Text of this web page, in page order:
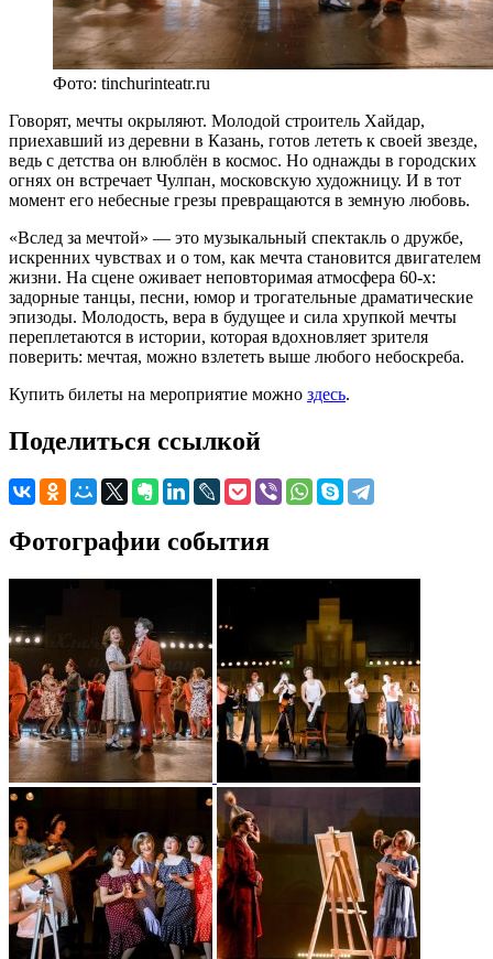
Фото: tinchurinteatr.ru
Говорят, мечты окрыляют. Молодой строитель Хайдар,
приехавший из деревни в Казань, готов лететь к своей звезде,
ведь с детства он влюблён в космос. Но однажды в городских
огнях он встречает Чулпан, московскую художницу. И в тот
момент его небесные грезы превращаются в земную любовь.
«Вслед за мечтой» — это музыкальный спектакль о дружбе,
искренних чувствах и о том, как мечта становится двигателем
жизни. На сцене оживает неповторимая атмосфера 60-х:
задорные танцы, песни, юмор и трогательные драматические
эпизоды. Молодость, вера в будущее и сила хрупкой мечты
переплетаются в истории, которая вдохновляет зрителя
поверить: мечтая, можно взлететь выше любого небоскреба.
Купить билеты на мероприятие можно здесь.
Поделиться ссылкой
Фотографии события